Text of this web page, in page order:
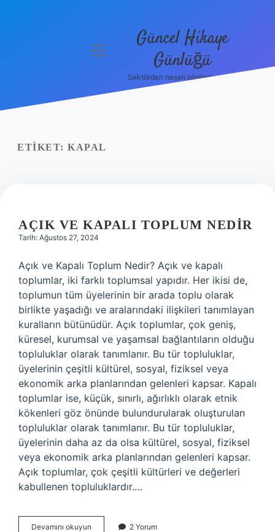
menüyü
Güncel Hikaye
Günlüğü
Sektörden neşeli bilgilerle tanış!
ETIKET: KAPAL
AÇIK VE KAPALI TOPLUM NEDIR
Tarih: Ağustos 27, 2024
Açık ve Kapalı Toplum Nedir? Açık ve kapalı
toplumlar, iki farklı toplumsal yapıdır. Her ikisi de,
toplumun tüm üyelerinin bir arada toplu olarak
birlikte yaşadığı ve aralarındaki ilişkileri tanımlayan
kuralların bütünüdür. Açık toplumlar, çok geniş,
küresel, kurumsal ve yaşamsal bağlantıların olduğu
topluluklar olarak tanımlanır. Bu tür topluluklar,
üyelerinin çeşitli kültürel, sosyal, fiziksel veya
ekonomik arka planlarından gelenleri kapsar. Kapalı
toplumlar ise, küçük, sınırlı, ağırlıklı olarak etnik
kökenleri göz önünde bulundurularak oluşturulan
topluluklar olarak tanımlanır. Bu tür topluluklar,
üyelerinin daha az da olsa kültürel, sosyal, fiziksel
veya ekonomik arka planlarından gelenleri kapsar.
Açık toplumlar, çok çeşitli kültürleri ve değerleri
kabullenen topluluklardır.…
Devamını okuyun 2 Yorum